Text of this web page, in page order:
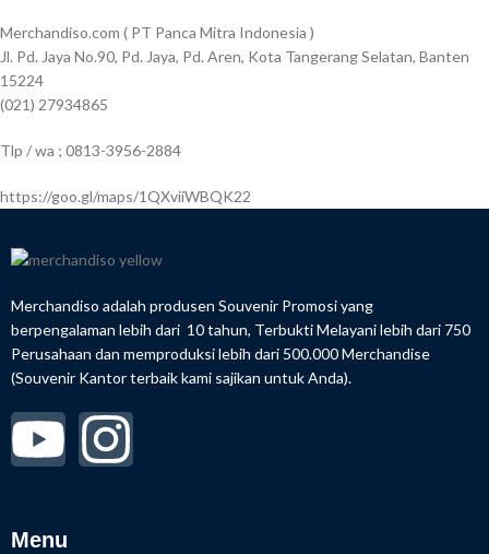
Merchandiso.com ( PT Panca Mitra Indonesia )
Jl. Pd. Jaya No.90, Pd. Jaya, Pd. Aren, Kota Tangerang Selatan, Banten
15224
(021) 27934865
Tlp / wa ; 0813-3956-2884
https://goo.gl/maps/1QXviiWBQK22
Merchandiso adalah produsen Souvenir Promosi yang
berpengalaman lebih dari 10 tahun, Terbukti Melayani lebih dari 750
Perusahaan dan memproduksi lebih dari 500.000 Merchandise
(Souvenir Kantor terbaik kami sajikan untuk Anda).
Menu